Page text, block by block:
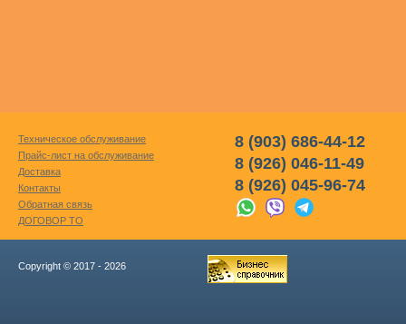
Техническое обслуживание
Прайс-лист на обслуживание
Доставка
Контакты
Обратная связь
ДОГОВОР ТО
8 (903) 686-44-12
8 (926) 046-11-49
8 (926) 045-96-74
Copyright © 2017 - 2026